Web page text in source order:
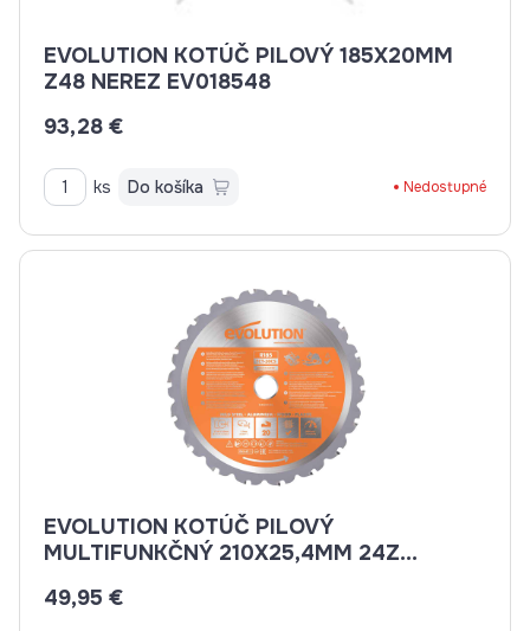
EVOLUTION KOTÚČ PILOVÝ 185X20MM
Z48 NEREZ EV018548
93,28 €
ks Do košíka Nedostupné
EVOLUTION KOTÚČ PILOVÝ
MULTIFUNKČNÝ 210X25,4MM 24Z
49,95 €